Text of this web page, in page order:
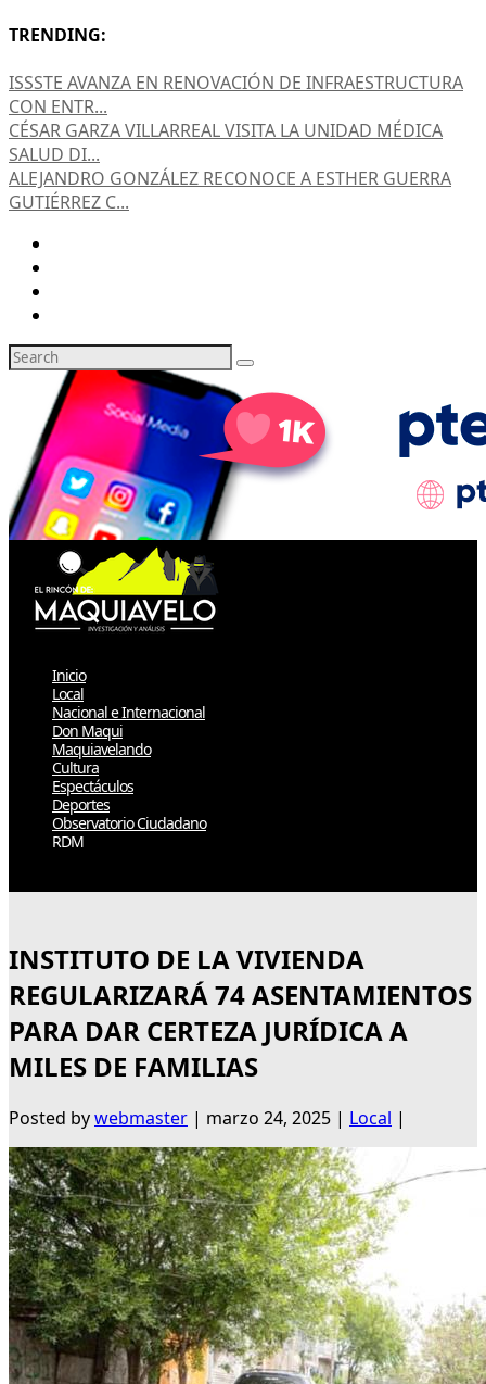
TRENDING:
ISSSTE AVANZA EN RENOVACIÓN DE INFRAESTRUCTURA
CON ENTR...
CÉSAR GARZA VILLARREAL VISITA LA UNIDAD MÉDICA
SALUD DI...
ALEJANDRO GONZÁLEZ RECONOCE A ESTHER GUERRA
GUTIÉRREZ C...
Inicio
Local
Nacional e Internacional
Don Maqui
Maquiavelando
Cultura
Espectáculos
Deportes
Observatorio Ciudadano
RDM
INSTITUTO DE LA VIVIENDA
REGULARIZARÁ 74 ASENTAMIENTOS
PARA DAR CERTEZA JURÍDICA A
MILES DE FAMILIAS
Posted bywebmaster | marzo 24, 2025 | Local |